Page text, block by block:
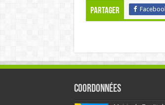
Partager
Coordonnées